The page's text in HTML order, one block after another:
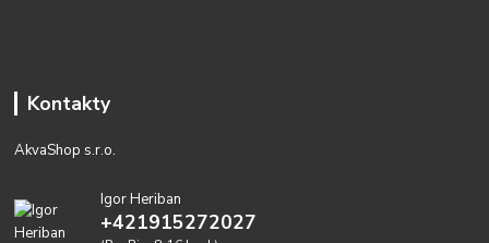
Kontakty
AkvaShop s.r.o.
Igor Heriban
+421915272027